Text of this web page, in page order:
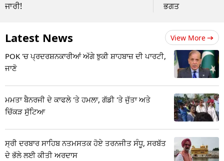
ਜਾਰੀ!
ਭਗਤ
Latest News View More
POK 'ਚ ਪ੍ਰਦਰਸ਼ਨਕਾਰੀਆਂ ਅੱਗੇ ਝੁਕੀ ਸ਼ਾਹਬਾਜ਼ ਦੀ ਪਾਰਟੀ,
ਜਾਣੋ
ਮਮਤਾ ਬੈਨਰਜੀ ਦੇ ਕਾਫਲੇ 'ਤੇ ਹਮਲਾ, ਗੱਡੀ 'ਤੇ ਜੁੱਤਾ ਅਤੇ
ਚਿੱਕੜ ਸੁੱਟਿਆ
ਸ੍ਰੀ ਦਰਬਾਰ ਸਾਹਿਬ ਨਤਮਸਤਕ ਹੋਏ ਤਰਨਜੀਤ ਸੰਧੂ, ਸਰਬੱਤ
ਦੇ ਭੱਲੇ ਲਈ ਕੀਤੀ ਅਰਦਾਸ